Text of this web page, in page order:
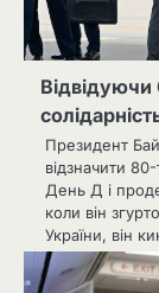
Президент
відзначити
День Д і
коли він
України, він